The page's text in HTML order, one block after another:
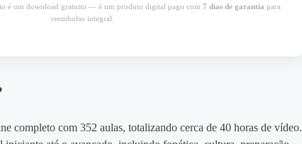
é um download gratuito — é um produto digital pago com 7 dias de garantia para
reembolso integral.
completo com 352 aulas, totalizando cerca de 40 horas de vídeo.